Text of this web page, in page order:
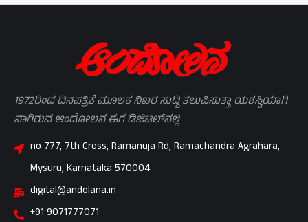
1972ರಿಂದ ದಿನಪತ್ರಿಕೆ ಮೂಲಕ ನಿಖರ ಸುದ್ದಿ ತಲುಪಿಸುತ್ತಾ ಯಶಸ್ವಿಯಾಗಿ
ಸಾಗಿರುವ ಆಂದೋಲನ ಈಗ ಡಿಜಿಟಲ್‌ನಲ್ಲಿ
no 777, 7th Cross, Ramanuja Rd, Ramachandra Agrahara,
Mysuru, Karnataka 570004
digital@andolana.in
+91 9071777071